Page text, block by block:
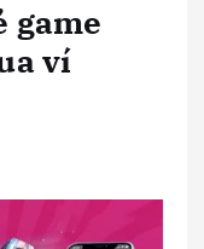
game
ví